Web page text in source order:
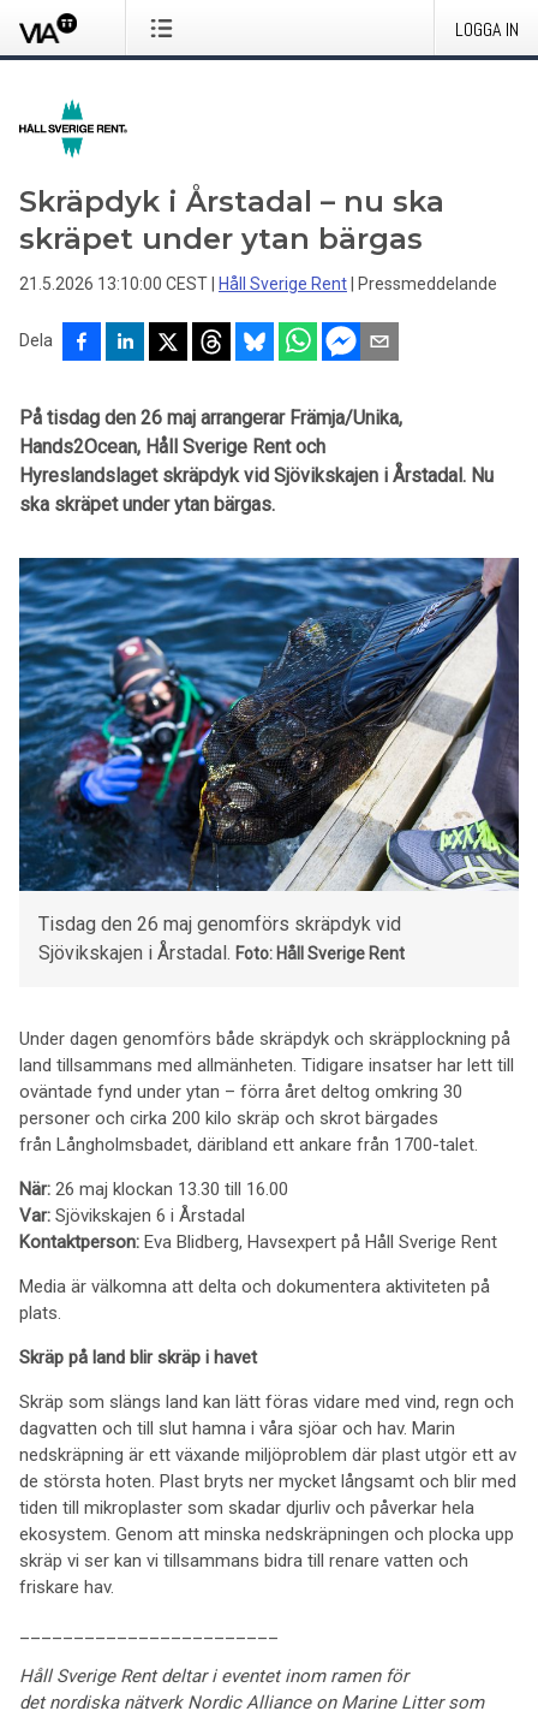
LOGGA IN
Skräpdyk i Årstadal – nu ska
skräpet under ytan bärgas
21.5.2026 13:10:00 CEST Håll Sverige Rent Pressmeddelande
Dela
På tisdag den 26 maj arrangerar Främja/Unika,
Hands2Ocean, Håll Sverige Rent och
Hyreslandslaget skräpdyk vid Sjövikskajen i Årstadal. Nu
ska skräpet under ytan bärgas.
Tisdag den 26 maj genomförs skräpdyk vid
Sjövikskajen i Årstadal. Foto: Håll Sverige Rent
Under dagen genomförs både skräpdyk och skräpplockning på
land tillsammans med allmänheten. Tidigare insatser har lett till
oväntade fynd under ytan – förra året deltog omkring 30
personer och cirka 200 kilo skräp och skrot bärgades
från Långholmsbadet, däribland ett ankare från 1700-talet.
När: 26 maj klockan 13.30 till 16.00
Var: Sjövikskajen 6 i Årstadal
Kontaktperson: Eva Blidberg, Havsexpert på Håll Sverige Rent
Media är välkomna att delta och dokumentera aktiviteten på
plats.
Skräp på land blir skräp i havet
Skräp som slängs land kan lätt föras vidare med vind, regn och
dagvatten och till slut hamna i våra sjöar och hav. Marin
nedskräpning är ett växande miljöproblem där plast utgör ett av
de största hoten. Plast bryts ner mycket långsamt och blir med
tiden till mikroplaster som skadar djurliv och påverkar hela
ekosystem. Genom att minska nedskräpningen och plocka upp
skräp vi ser kan vi tillsammans bidra till renare vatten och
friskare hav.
Håll Sverige Rent deltar i eventet inom ramen för
det nordiska nätverk Nordic Alliance on Marine Litter som